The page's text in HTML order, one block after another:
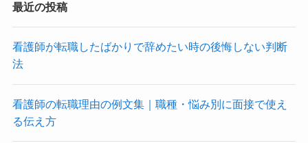
最近の投稿
看護師が転職したばかりで辞めたい時の後悔しない判断
法
看護師の転職理由の例文集｜職種・悩み別に面接で使え
る伝え方